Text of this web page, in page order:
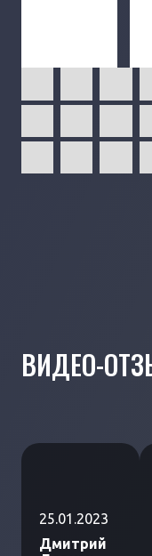
ВИДЕО-
25.01.2023
Дмитрий